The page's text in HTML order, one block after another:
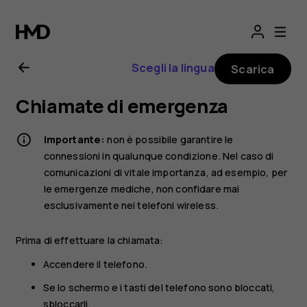
Manuale
d'uso
del
Nokia
3310
3G
Scegli la lingua Scarica
Chiamate di emergenza
Importante: non è possibile garantire le
connessioni in qualunque condizione. Nel caso di
comunicazioni di vitale importanza, ad esempio, per
le emergenze mediche, non confidare mai
esclusivamente nei telefoni wireless.
Prima di effettuare la chiamata:
Accendere il telefono.
Se lo schermo e i tasti del telefono sono bloccati,
sbloccarli.